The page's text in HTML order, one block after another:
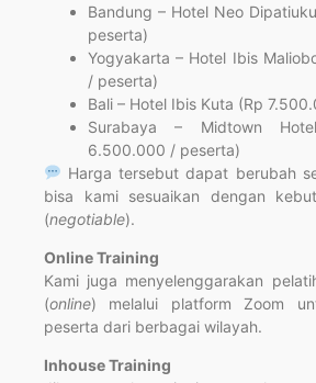
Bandung – Hotel Neo
peserta)
Yogyakarta – Hotel Ibis
/ peserta)
Bali – Hotel Ibis Kuta (Rp
Surabaya – Midtown
6.500.000 / peserta)
Harga tersebut dapat berubah
bisa kami sesuaikan dengan
(negotiable).
Online Training
Kami juga menyelenggarakan
(online) melalui platform Zoom
peserta dari berbagai wilayah.
Inhouse Training